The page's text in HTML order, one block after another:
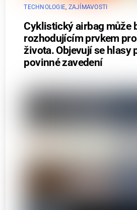
TECHNOLOGIE ZAJÍMAVOSTI
Cyklistický airbag může
rozhodujícím prvkem
života. Objevují se hlasy
povinné zavedení